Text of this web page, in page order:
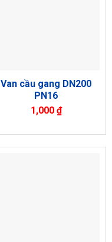
Van cầu gang DN200
PN16
1,000 ₫